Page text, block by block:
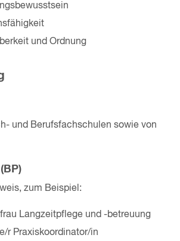
und Ordnung
und Berufsfachschulen sowie von
zum Beispiel:
Langzeitpflege und -betreuung
r Praxiskoordinator/in